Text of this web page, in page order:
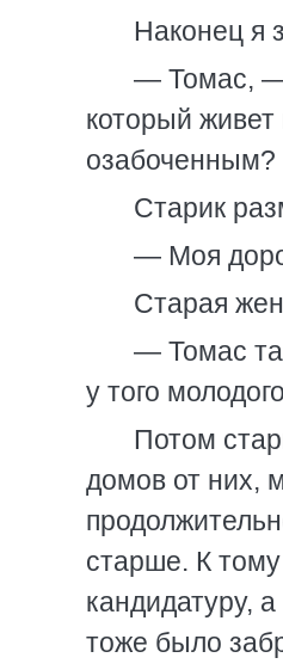
Наконец я
— Томас, —
который
озабоченным?
Старик
— Моя
Старая
— Томас
у того
Потом
домов от них,
старше. К
кандидатуру,
тоже было